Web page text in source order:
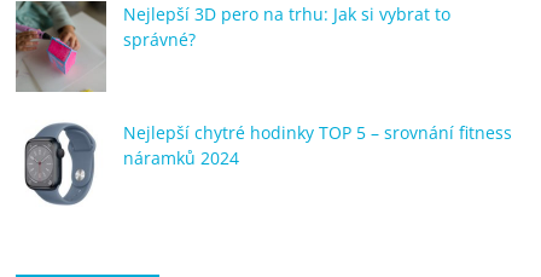
Nejlepší 3D pero na trhu: Jak si vybrat to
správné?
Nejlepší chytré hodinky TOP 5 – srovnání fitness
náramků 2024